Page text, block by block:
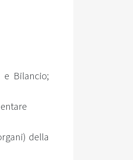
Bilancio;
della